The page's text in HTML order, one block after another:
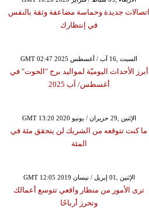
اتصالات جديدة وحماسة مضاعفة وثقة بالنفس
في إنتظارك
GMT 02:47 2025 السبت ,16 آب / أغسطس
أبرز الأحداث اليوميّة لمواليد برج "الحوت" في
أغسطس/ آب 2025
GMT 13:20 2020 الإثنين ,29 حزيران / يونيو
ما كنت تتوقعه من الشريك لن يتحقق مئة في
المئة
GMT 12:05 2019 الإثنين ,01 إبريل / نيسان
ترى الأمور من منظار واقعي تتوسع أعمالك
وتحرز أرباحًا